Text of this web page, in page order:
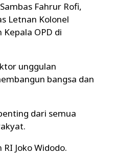
Fahrur Rofi,
Letnan Kolonel
OPD di
unggulan
bangsa dan
dari semua
Joko Widodo.